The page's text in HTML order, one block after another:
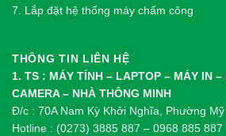
7. Lắp đặt hệ thống máy chấm công
THÔNG TIN LIÊN HỆ
1. TS : MÁY TÍNH – LAPTOP – MÁY IN
CAMERA – NHÀ THÔNG MINH
Đ/c : 70A Nam Kỳ Khởi Nghĩa, Phường
Hotline : (0273) 3885 887 – 0968 885 887